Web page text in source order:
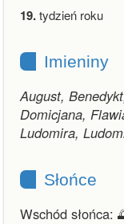
19.tydzień roku
Imieniny
August,
Domicjana,
Ludomira,
Słońce
Wschód słońca: